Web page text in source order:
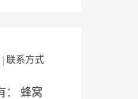
联系方式
： 蜂窝